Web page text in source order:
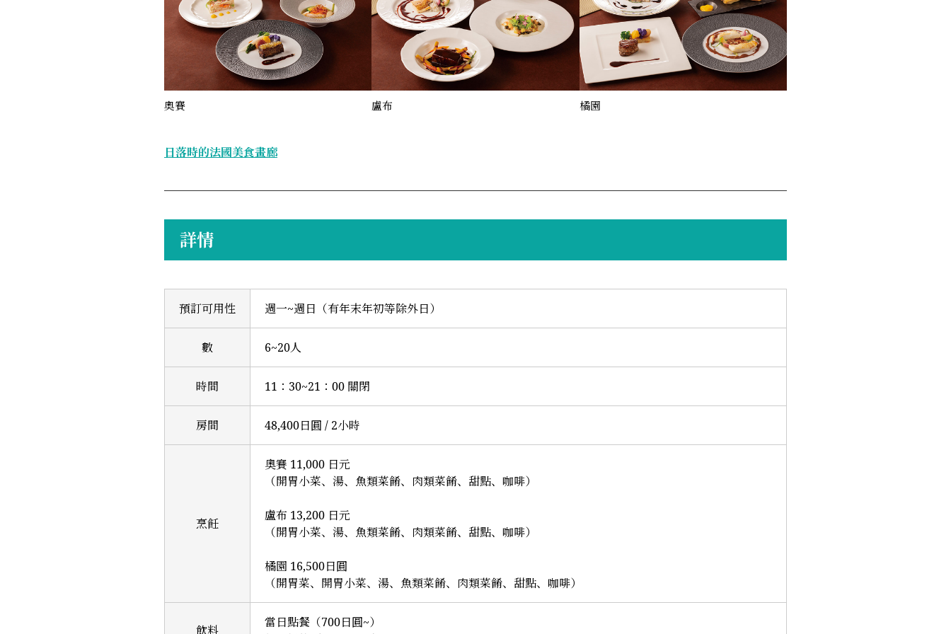
奧賽 盧布 橘園
日落時的法國美食畫廊
詳情
預訂可用性 週一~週日（有年末年初等除外日）
數 6~20人
時間 11：30~21：00 關閉
房間 48,400日圓 / 2小時
烹飪
奧賽 11,000 日元
（開胃小菜、湯、魚類菜餚、肉類菜餚、甜點、咖啡）
盧布 13,200 日元
（開胃小菜、湯、魚類菜餚、肉類菜餚、甜點、咖啡）
橘園 16,500日圓
（開胃菜、開胃小菜、湯、魚類菜餚、肉類菜餚、甜點、咖啡）
飲料
當日點餐（700日圓~）